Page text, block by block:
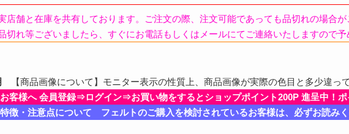
店舗と在庫を共有しております。ご注文の際、注文可能であっても品切れの場合が
切れ等ございましたら、すぐにお電話もしくはメールにてご連絡いたしますので予
【商品画像について】モニター表示の性質上、商品画像が実際の色目と多少違っ
客様へ 会員登録⇒ログイン⇒お買い物をするとショップポイント200P 進呈中！ポ
徴・注意点について フェルトのご購入を検討されているお客様は、必ずお読みく